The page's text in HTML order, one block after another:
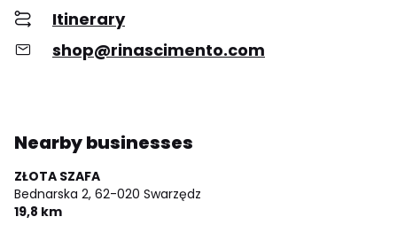
Itinerary
shop@rinascimento.com
Nearby businesses
ZŁOTA SZAFA
Bednarska 2, 62-020 Swarzędz
19,8 km